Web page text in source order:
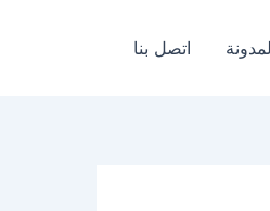
اتصل بنا